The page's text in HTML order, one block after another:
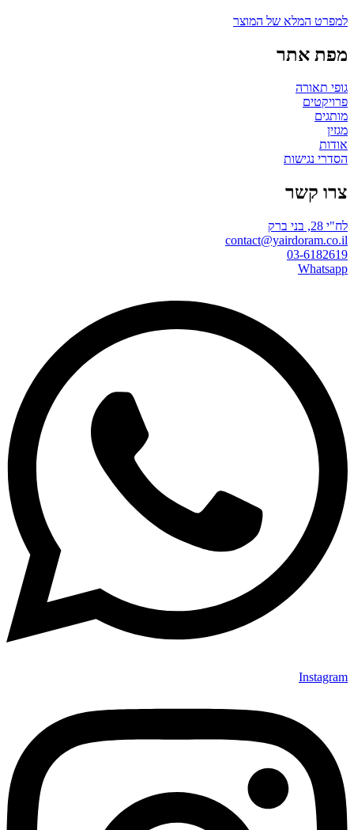
למפרט המלא של המוצר
מפת אתר
גופי תאורה
פרויקטים
מותגים
מגזין
אודות
הסדרי נגישות
צרו קשר
לח"י 28, בני ברק
contact@yairdoram.co.il
03-6182619
Whatsapp
Instagram